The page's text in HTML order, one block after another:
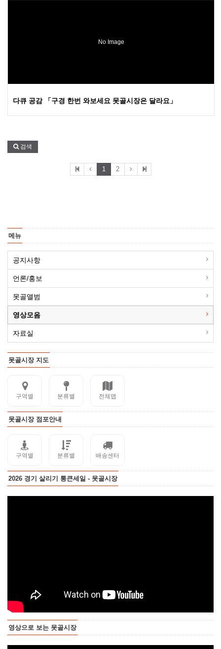
No Image
다큐 공감 「구경 한번 와보세요 못골시장은 달라요」
검색
1 2
메뉴
공지사항
언론/홍보
못골앨범
영상모음
자료실
못골시장 지도
구역별 분류별 전체맵
못골시장 점포안내
구역별 분류별 배송센터
2026 경기 살리기 통큰세일 - 못골시장
영상으로 보는 못골시장